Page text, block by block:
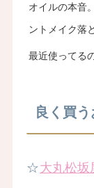
オイルの本音
ントメイク落
最近使ってる
良く買
☆大丸松坂